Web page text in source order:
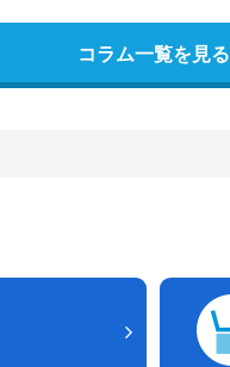
コラム一覧を見る